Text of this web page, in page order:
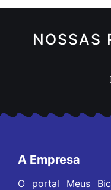
NOSSAS
A Empresa
O portal Meus